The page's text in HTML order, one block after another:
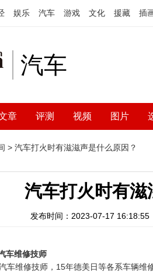
娱乐 汽车 游戏 文化 援藏 插
汽车
章 评测 视频 图片
> 汽车打火时有滋滋声是什么原因？
汽车打火时有滋
发布时间：2023-07-17 16:18:55
车维修技师